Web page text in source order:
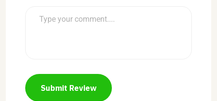
Submit Review